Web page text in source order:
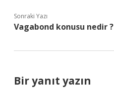
Sonraki Yazı
Vagabond konusu nedir ?
Bir yanıt yazın